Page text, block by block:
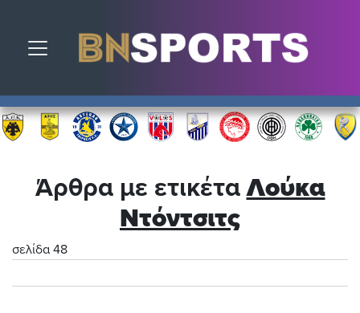
Toggle navigation
Άρθρα με ετικέταΛούκα
Ντόντσιτς
σελίδα 48